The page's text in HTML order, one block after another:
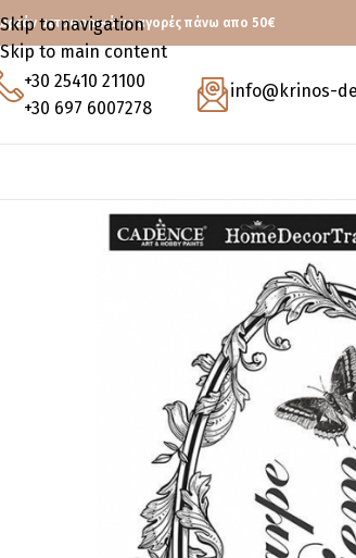
Skip to navigation
Skip to main content
μεταφορικά με αγορές πάνω απο 50€
+30 25410 21100
+30 697 6007278
info@krinos-